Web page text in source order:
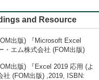
and Resource
出版) 『Microsoft Excel
・エム株式会社 (FOM出版)
出版) 『Excel 2019 応用 (よ
社 (FOM出版) ,2019, ISBN: